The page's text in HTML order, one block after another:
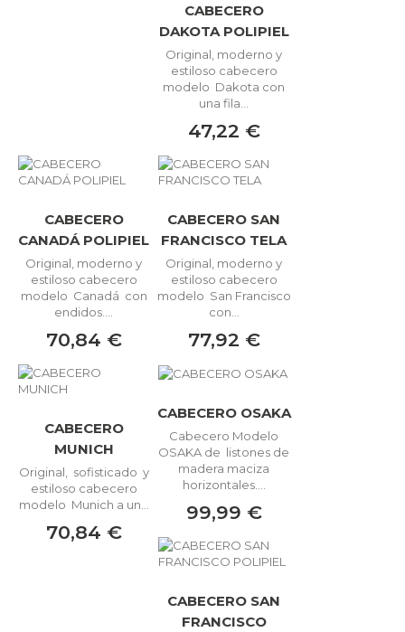
CABECERO
DAKOTA POLIPIEL
Original, moderno y
estiloso cabecero
modelo Dakota con
una fila...
47,22 €
CABECERO
CANADÁ POLIPIEL
Original, moderno y
estiloso cabecero
modelo Canadá con
endidos....
70,84 €
CABECERO SAN
FRANCISCO TELA
Original, moderno y
estiloso cabecero
modelo San Francisco
con...
77,92 €
CABECERO
MUNICH
Original, sofisticado y
estiloso cabecero
modelo Munich a un...
70,84 €
CABECERO OSAKA
Cabecero Modelo
OSAKA de listones de
madera maciza
horizontales....
99,99 €
CABECERO SAN
FRANCISCO